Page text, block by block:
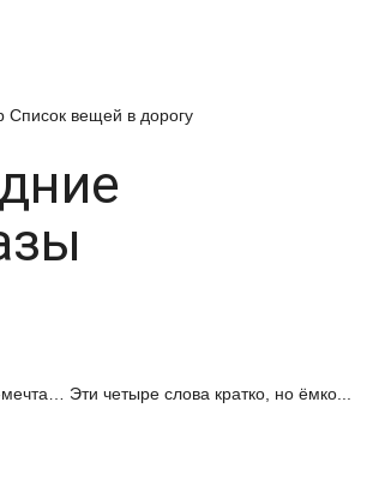
Список вещей в дорогу
Эти четыре слова кратко, но ёмко...